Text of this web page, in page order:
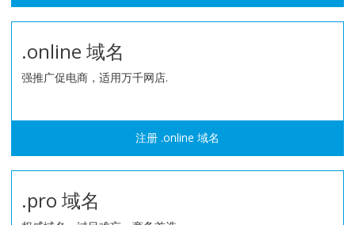
.online 域名
强推广促电商，适用万千网店.
注册 .online 域名
.pro 域名